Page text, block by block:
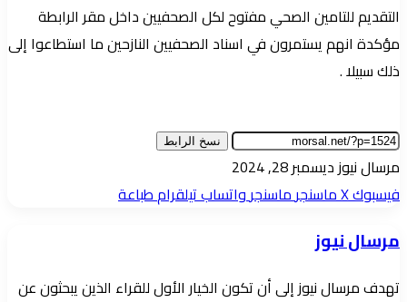
التقديم للتامين الصحي مفتوح لكل الصحفيين داخل مقر الرابطة
مؤكدة انهم يستمرون في اسناد الصحفيين النازحين ما استطاعوا إلى
ذلك سبيلا .
نسخ الرابط
مرسال نيوزأرسل
بريدا
ديسمبر 28, 2024
فيسبوك‫Xماسنجرماسنجرواتسابتيلقرامطباعة
مرسال نيوز
تهدف مرسال نيوز إلى أن تكون الخيار الأول للقراء الذين يبحثون عن